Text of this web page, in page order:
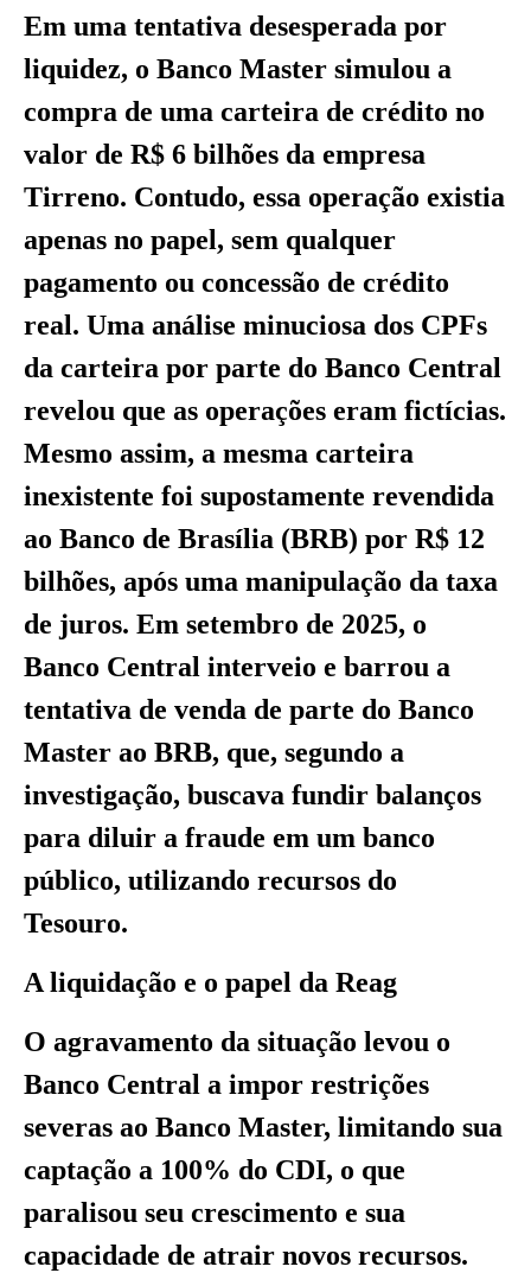
Em uma tentativa desesperada por
liquidez, o Banco Master simulou a
compra de uma carteira de crédito no
valor de R$ 6 bilhões da empresa
Tirreno. Contudo, essa operação existia
apenas no papel, sem qualquer
pagamento ou concessão de crédito
real. Uma análise minuciosa dos CPFs
da carteira por parte do Banco Central
revelou que as operações eram fictícias.
Mesmo assim, a mesma carteira
inexistente foi supostamente revendida
ao Banco de Brasília (BRB) por R$ 12
bilhões, após uma manipulação da taxa
de juros. Em setembro de 2025, o
Banco Central interveio e barrou a
tentativa de venda de parte do Banco
Master ao BRB, que, segundo a
investigação, buscava fundir balanços
para diluir a fraude em um banco
público, utilizando recursos do
Tesouro.
A liquidação e o papel da Reag
O agravamento da situação levou o
Banco Central a impor restrições
severas ao Banco Master, limitando sua
captação a 100% do CDI, o que
paralisou seu crescimento e sua
capacidade de atrair novos recursos.